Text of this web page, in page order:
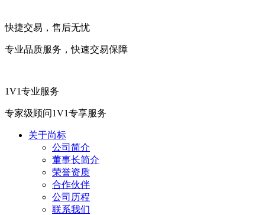
快捷交易，售后无忧
专业品质服务，快速交易保障
1V1专业服务
专家级顾问1V1专享服务
关于尚标
公司简介
董事长简介
荣誉资质
合作伙伴
公司历程
联系我们